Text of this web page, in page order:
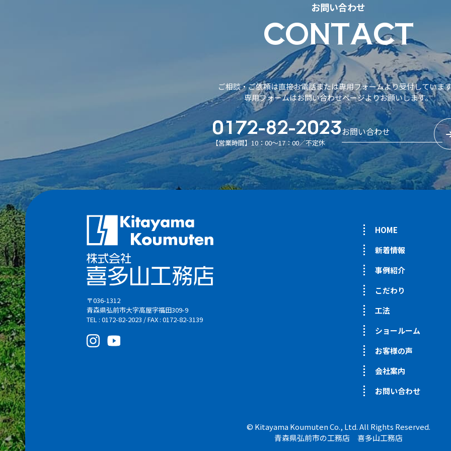
お問い合わせ
CONTACT
ご相談・ご依頼は直接お電話または専用フォームより受付していま
専用フォームはお問い合わせページよりお願いします。
0172-82-2023
【営業時間】10：00～17：00／不定休
お問い合わせ
〒036-1312
青森県弘前市大字高屋字福田309-9
TEL : 0172-82-2023 / FAX : 0172-82-3139
HOME
新着情報
事例紹介
こだわり
工法
ショールーム
お客様の声
会社案内
お問い合わせ
© Kitayama Koumuten Co., Ltd. All Rights Reserved.
青森県弘前市の工務店 喜多山工務店